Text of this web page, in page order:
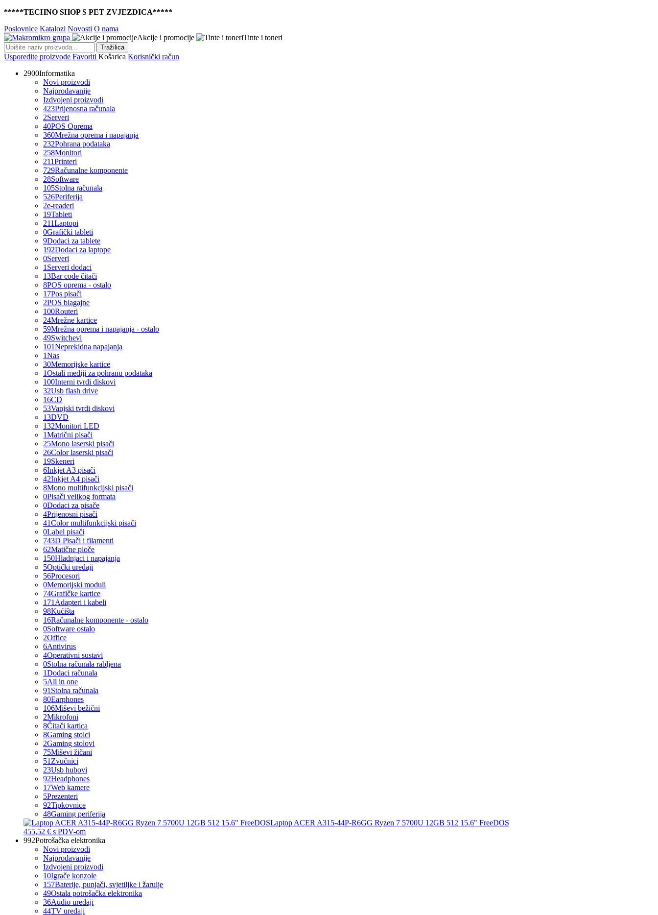
*****TECHNO SHOP S PET ZVJEZDICA*****
Poslovnice Katalozi Novosti O nama
Akcije i promocije
Tinte i toneri
Tražilica
Usporedite proizvode Favoriti Košarica Korisnički račun
2900Informatika
Novi proizvodi
Najprodavanije
Izdvojeni proizvodi
423Prijenosna računala
2Serveri
40POS Oprema
360Mrežna oprema i napajanja
232Pohrana podataka
258Monitori
211Printeri
729Računalne komponente
28Software
105Stolna računala
526Periferija
2e-readeri
19Tableti
211Laptopi
0Grafički tableti
9Dodaci za tablete
192Dodaci za laptope
0Serveri
1 Serveri dodaci
13Bar code čitači
8POS oprema - ostalo
17Pos pisači
2POS blagajne
100Routeri
24Mrežne kartice
59Mrežna oprema i napajanja - ostalo
49Switchevi
101Neprekidna napajanja
1Nas
30Memorijske kartice
1Ostali mediji za pohranu podataka
100Interni tvrdi diskovi
32Usb flash drive
16CD
53Vanjski tvrdi diskovi
13DVD
132Monitori LED
1Matrični pisači
25Mono laserski pisači
26Color laserski pisači
19Skeneri
6Inkjet A3 pisači
42Inkjet A4 pisači
8Mono multifunkcijski pisači
0Pisači velikog formata
0Dodaci za pisače
4Prijenosni pisači
41Color multifunkcijski pisači
0Label pisači
743D Pisači i filamenti
62Matične ploče
150Hladnjaci i napajanja
5Optički uređaji
56Procesori
0Memorijski moduli
74Grafičke kartice
171 Adapteri i kabeli
98Kućišta
16Računalne komponente - ostalo
0Software ostalo
2Office
6Antivirus
4Operativni sustavi
0Stolna računala rabljena
1Dodaci računala
5All in one
91 Stolna računala
80Earphones
106Miševi bežični
2Mikrofoni
8Čitači kartica
8Gaming stolci
2Gaming stolovi
75Miševi žičani
51 Zvučnici
23Usb hubovi
92Headphones
17Web kamere
5Prezenteri
92Tipkovnice
48Gaming periferija
Laptop ACER A315-44P-R6GG Ryzen 7 5700U 12GB 512 15.6" FreeDOS
455,52 € s PDV-om
992Potrošačka elektronika
Novi proizvodi
Najprodavanije
Izdvojeni proizvodi
10Igrače konzole
157Baterije, punjači, svjetiljke i žarulje
49Ostala potrošačka elektronika
36Audio uređaji
44TV uređaji